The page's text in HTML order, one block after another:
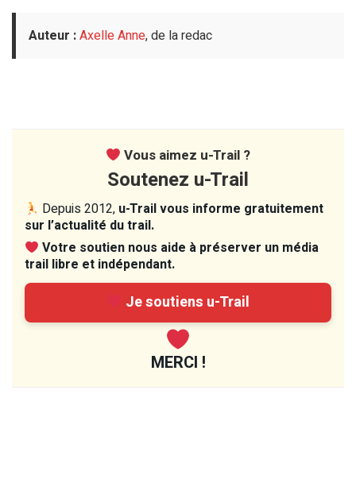
Auteur :Axelle Anne, de la redac
Vous aimez u-Trail ?
Soutenez u-Trail
Depuis 2012, u-Trail vous informe gratuitement
sur l’actualité du trail.
Votre soutien nous aide à préserver un média
trail libre et indépendant.
Je soutiens u-Trail
MERCI !